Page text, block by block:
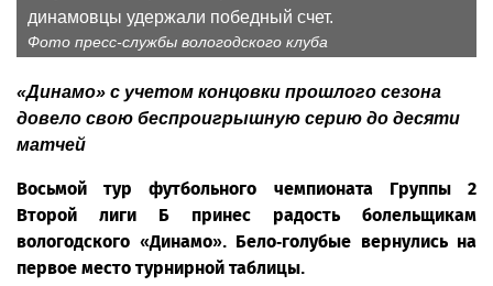
динамовцы удержали победный счет.
Фото пресс-службы вологодского клуба
«Динамо» с учетом концовки прошлого сезона
довело свою беспроигрышную серию до десяти
матчей
Восьмой тур футбольного чемпионата Группы 2
Второй лиги Б принес радость болельщикам
вологодского «Динамо». Бело-голубые вернулись на
первое место турнирной таблицы.